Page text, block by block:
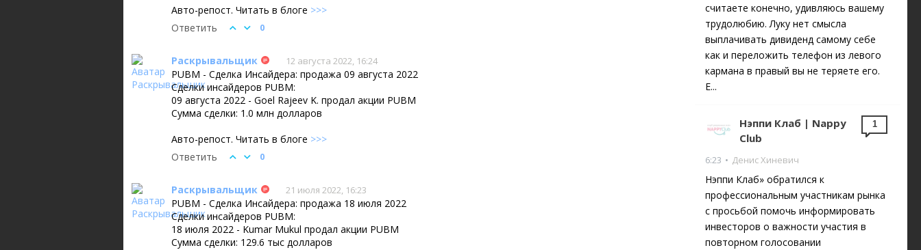
Авто-репост. Читать в блоге >>>
Ответить
0
Раскрывальщик 12 августа 2022, 16:24
PUBM - Сделка Инсайдера: продажа 09 августа 2022
Сделки инсайдеров PUBM:
09 августа 2022 - Goel Rajeev K. продал акции PUBM
Сумма сделки: 1.0 млн долларов
Авто-репост. Читать в блоге >>>
Ответить
0
Раскрывальщик 21 июля 2022, 16:23
PUBM - Сделка Инсайдера: продажа 18 июля 2022
Сделки инсайдеров PUBM:
18 июля 2022 - Kumar Mukul продал акции PUBM
Сумма сделки: 129.6 тыс долларов
считаете конечно, удивляюсь вашему
трудолюбию. Луку нет смысла
выплачивать дивиденд самому себе
как и переложить телефон из левого
кармана в правый вы не теряете его.
Е...
Нэппи Клаб | Nappy
Club
6:23 • Денис Хиневич
Нэппи Клаб» обратился к
профессиональным участникам рынка
с просьбой помочь информировать
инвесторов о важности участия в
повторном голосовании
1